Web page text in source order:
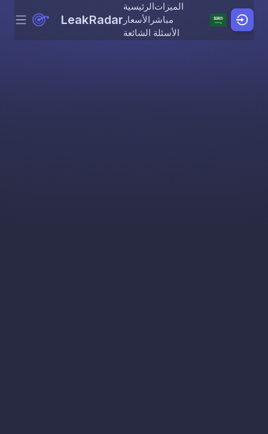
Skip to content
Menu LeakRadar
الرئيسيةالميزات
الأسعار مباشر
الأسئلة الشائعة